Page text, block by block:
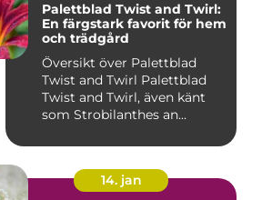
Palettblad Twist and Twirl:
En färgstark favorit för hem
och trädgård
Översikt över Palettblad
Twist and Twirl Palettblad
Twist and Twirl, även känt
som Strobilanthes an...
14. jan